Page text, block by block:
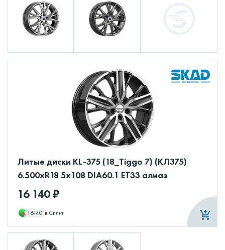
Литые диски KL-375 (18_Tiggo 7) (КЛ375)
6.500xR18 5x108 DIA60.1 ET33 алмаз
16 140 ₽
16140 в Сплит